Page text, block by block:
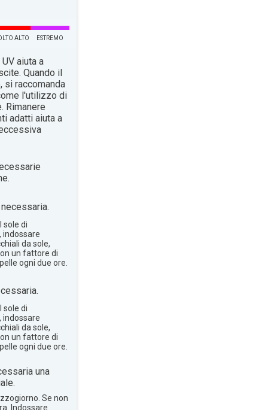
ALTO ESTREMO
aiuta a
Quando il
si raccomanda
l'utilizzo di
Rimanere
adatti aiuta a
sole di
indossare
da sole,
un fattore di
ogni due ore.
sole di
indossare
da sole,
un fattore di
ogni due ore.
una
Se non
Indossare